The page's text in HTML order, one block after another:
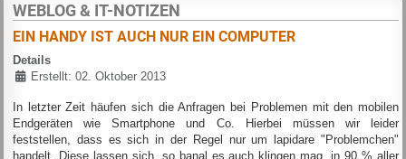
WEBLOG & IT-NOTIZEN
EIN HANDY IST AUCH NUR EIN COMPUTER
Details
Erstellt: 02. Oktober 2013
In letzter Zeit häufen sich die Anfragen bei Problemen mit den mobilen
Endgeräten wie Smartphone und Co. Hierbei müssen wir leider
feststellen, dass es sich in der Regel nur um lapidare "Problemchen"
handelt. Diese lassen sich, so banal es auch klingen mag, in 90 % aller